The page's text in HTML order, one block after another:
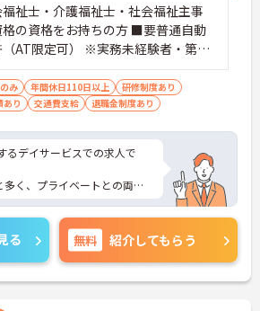
祉士・介護福祉士・社会福祉主事
の資格をお持ちの方 ■要普通自動
AT限定可） ※実務未経験者・第二
迎致します
み 年間休日110日以上
研修制度あり
り
交通費支給 退職金制度あり
るデイサービスでの求人で
く、プライベートとの両立
気軽にお問い合わせくださ
る 無料 紹介してもらう